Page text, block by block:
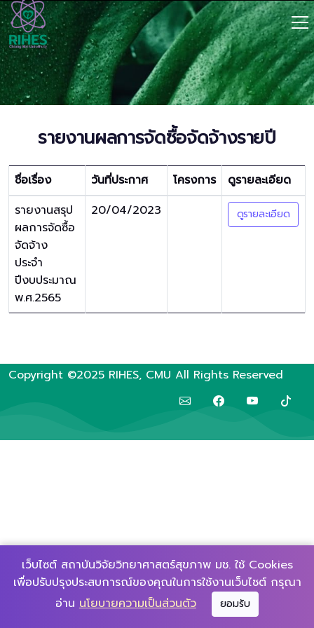
รายงานผลการจัดซื้อจัดจ้างรายปี
ชื่อเรื่อง วันที่ประกาศ โครงการ
ดูรายละเอียด
รายงานสรุป
ผลการจัดซื้อ
จัดจ้าง
ประจำ
ปีงบประมาณ
พ.ศ.2565
20/04/2023 ดูรายละเอียด
เว็บไซต์ สถาบันวิจัยวิทยาศาสตร์สุขภาพ มช. ใช้ Cookies
เพื่อปรับปรุงประสบการณ์ของคุณในการใช้งานเว็บไซต์ กรุณา
อ่านนโยบายความเป็นส่วนตัว ยอมรับ
▲
Copyright ©2025 RIHES, CMU All Rights Reserved